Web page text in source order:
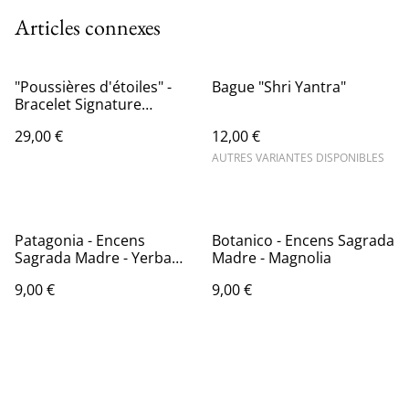
Articles connexes
"Poussières d'étoiles" -
Bracelet Signature
29,00 €
Bague "Shri Yantra"
12,00 €
AUTRES VARIANTES DISPONIBLES
Patagonia - Encens
Sagrada Madre - Yerba
9,00 €
Botanico - Encens Sagrada
Madre - Magnolia
9,00 €